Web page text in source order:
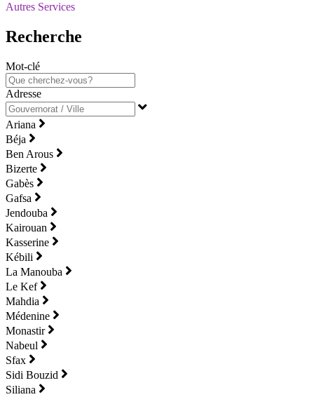
Autres Services
Recherche
Mot-clé
Adresse
Ariana
Béja
Ben Arous
Bizerte
Gabès
Gafsa
Jendouba
Kairouan
Kasserine
Kébili
La Manouba
Le Kef
Mahdia
Médenine
Monastir
Nabeul
Sfax
Sidi Bouzid
Siliana